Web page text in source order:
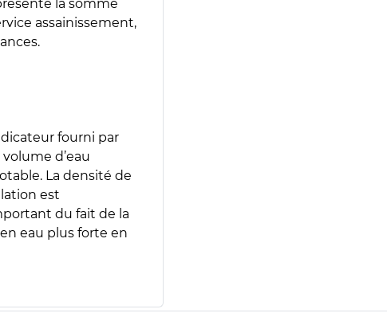
la somme
assainissement,
fourni par
d’eau
La densité de
est
du fait de la
eau plus forte en